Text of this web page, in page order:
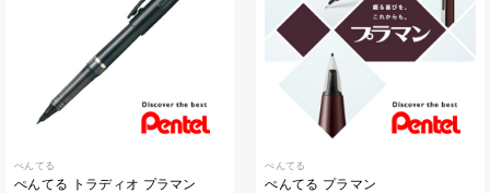
ぺんてる
ぺんてる トラディオ プラマン
ぺんてる
ぺんてる プラマン